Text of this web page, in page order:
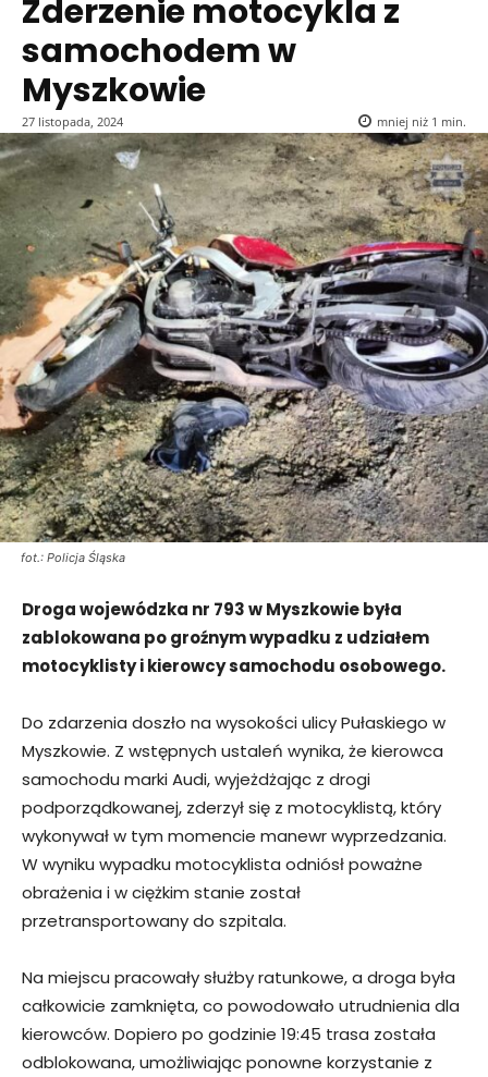
Zderzenie motocykla z
samochodem w
Myszkowie
27 listopada, 2024 mniej niż 1 min.
fot.: Policja Śląska
Droga wojewódzka nr 793 w Myszkowie była
zablokowana po groźnym wypadku z udziałem
motocyklisty i kierowcy samochodu osobowego.
Do zdarzenia doszło na wysokości ulicy Pułaskiego w
Myszkowie. Z wstępnych ustaleń wynika, że kierowca
samochodu marki Audi, wyjeżdżając z drogi
podporządkowanej, zderzył się z motocyklistą, który
wykonywał w tym momencie manewr wyprzedzania.
W wyniku wypadku motocyklista odniósł poważne
obrażenia i w ciężkim stanie został
przetransportowany do szpitala.
Na miejscu pracowały służby ratunkowe, a droga była
całkowicie zamknięta, co powodowało utrudnienia dla
kierowców. Dopiero po godzinie 19:45 trasa została
odblokowana, umożliwiając ponowne korzystanie z